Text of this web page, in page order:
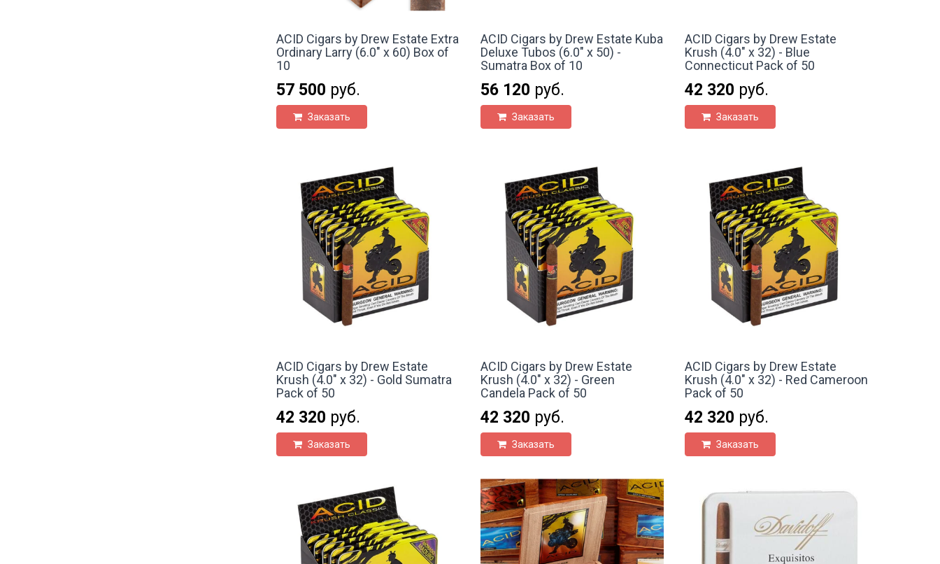
ACID Cigars by Drew Estate Extra
Ordinary Larry (6.0" x 60) Box of
10
57 500 руб.
Заказать
ACID Cigars by Drew Estate Kuba
Deluxe Tubos (6.0" x 50) -
Sumatra Box of 10
56 120 руб.
Заказать
ACID Cigars by Drew Estate
Krush (4.0" x 32) - Blue
Connecticut Pack of 50
42 320 руб.
Заказать
ACID Cigars by Drew Estate
Krush (4.0" x 32) - Gold Sumatra
Pack of 50
42 320 руб.
Заказать
ACID Cigars by Drew Estate
Krush (4.0" x 32) - Green
Candela Pack of 50
42 320 руб.
Заказать
ACID Cigars by Drew Estate
Krush (4.0" x 32) - Red Cameroon
Pack of 50
42 320 руб.
Заказать